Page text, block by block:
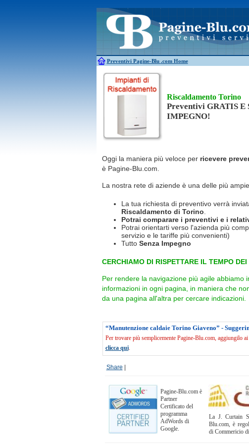
Preventivi Pagine-Blu .com Home
Antifurti
Allarme
Bagni chimici
Edilizia
Caldaie
Falegnami
Canne fumarie
Parquet
Riscaldamento Torino
Preventivi GRATIS E
IMPEGNO!
Oggi la maniera più veloce per ricevere
è Pagine-Blu.com.
La nostra rete di aziende è una delle più
La tua richiesta di preventivo verrà
Riscaldamento di Torino
Potrai comparare i preventivi e i
Potrai orientarti verso l'azienda più
servizio e le tariffe più convenienti)
Tutto Senza Impegno
CERCHIAMO DI RISPETTARE IL TEMPO
Per rendere la navigazione più agile abbiamo
informazioni in ogni pagina, in maniera che
da una pagina all'altra per cercare indicazioni.
“Manutenzione caldaie Torino Giaveno” -
Per trovare più semplicemente Pagine-Blu.com, aggiungilo
clicca qui.
Share
Pagine-Blu.com è
Partner
Certificato del
programma
AdWords di
Google.
La J. Curtain
Blu.com, è
di Commericio